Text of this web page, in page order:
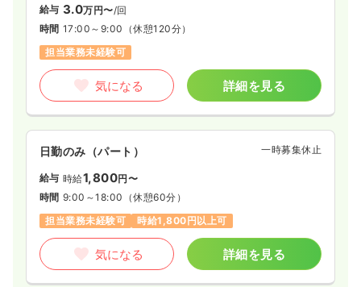
給与 3.0万円〜/回
時間 17:00～9:00 （休憩120分）
担当業務未経験可
気になる 詳細を見る
日勤のみ（パート） 一時募集休止
給与 時給1,800円〜
時間 9:00～18:00 （休憩60分）
担当業務未経験可
時給1,800円以上可
気になる 詳細を見る